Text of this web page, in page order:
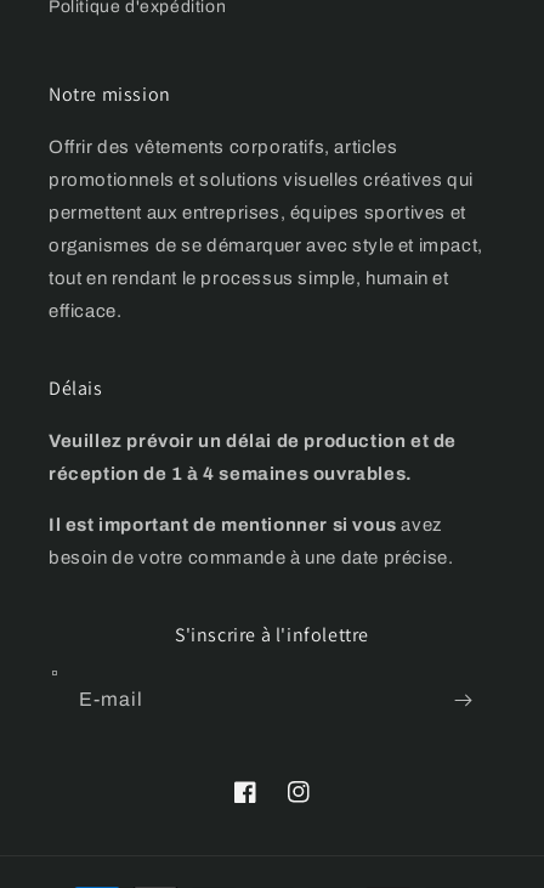
Politique d'expédition
Notre mission
Offrir des vêtements corporatifs, articles
promotionnels et solutions visuelles créatives qui
permettent aux entreprises, équipes sportives et
organismes de se démarquer avec style et impact,
tout en rendant le processus simple, humain et
efficace.
Délais
Veuillez prévoir un délai de production et de
réception de 1 à 4 semaines ouvrables.
Il est important de mentionner si vousavez
besoin de votre commande à une date précise.
S'inscrire à l'infolettre
E-mail
FacebookInstagram